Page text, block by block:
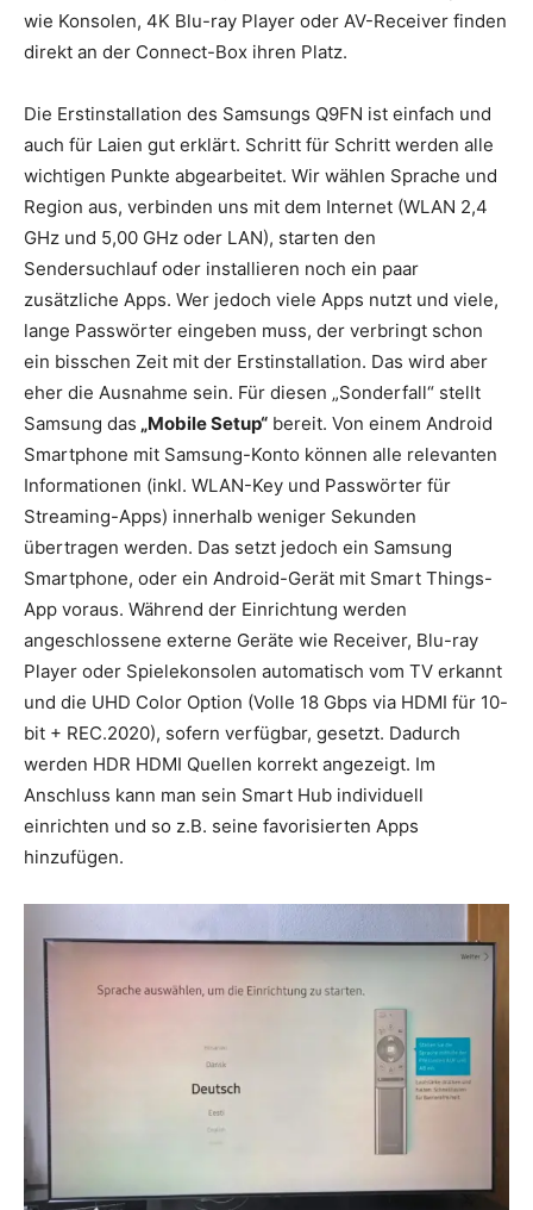
wie Konsolen, 4K Blu-ray Player oder AV-Receiver finden
direkt an der Connect-Box ihren Platz.
Die Erstinstallation des Samsungs Q9FN ist einfach und
auch für Laien gut erklärt. Schritt für Schritt werden alle
wichtigen Punkte abgearbeitet. Wir wählen Sprache und
Region aus, verbinden uns mit dem Internet (WLAN 2,4
GHz und 5,00 GHz oder LAN), starten den
Sendersuchlauf oder installieren noch ein paar
zusätzliche Apps. Wer jedoch viele Apps nutzt und viele,
lange Passwörter eingeben muss, der verbringt schon
ein bisschen Zeit mit der Erstinstallation. Das wird aber
eher die Ausnahme sein. Für diesen „Sonderfall“ stellt
Samsung das „Mobile Setup“ bereit. Von einem Android
Smartphone mit Samsung-Konto können alle relevanten
Informationen (inkl. WLAN-Key und Passwörter für
Streaming-Apps) innerhalb weniger Sekunden
übertragen werden. Das setzt jedoch ein Samsung
Smartphone, oder ein Android-Gerät mit Smart Things-
App voraus. Während der Einrichtung werden
angeschlossene externe Geräte wie Receiver, Blu-ray
Player oder Spielekonsolen automatisch vom TV erkannt
und die UHD Color Option (Volle 18 Gbps via HDMI für 10-
bit + REC.2020), sofern verfügbar, gesetzt. Dadurch
werden HDR HDMI Quellen korrekt angezeigt. Im
Anschluss kann man sein Smart Hub individuell
einrichten und so z.B. seine favorisierten Apps
hinzufügen.